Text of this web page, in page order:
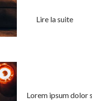
Lire la suite
Lorem ipsum dolor